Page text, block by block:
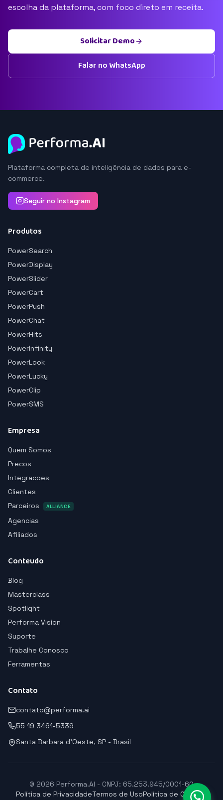
escolha da plataforma, com foco direto em receita.
Solicitar Demo
Falar no WhatsApp
Plataforma completa de inteligência de dados para e-
commerce.
Seguir no Instagram
Produtos
PowerSearch
PowerDisplay
PowerSlider
PowerCart
PowerPush
PowerChat
PowerHits
PowerInfinity
PowerLook
PowerLucky
PowerClip
PowerSMS
Empresa
Quem Somos
Precos
Integracoes
Clientes
Parceiros
ALLIANCE
Agencias
Afiliados
Conteudo
Blog
Masterclass
Spotlight
Performa Vision
Suporte
Trabalhe Conosco
Ferramentas
Contato
contato@performa.ai
55 19 3461-5339
Santa Barbara d'Oeste, SP - Brasil
© 2026 Performa.AI - CNPJ: 65.253.945/0001-60
Política de PrivacidadeTermos de UsoPolítica de Cookies